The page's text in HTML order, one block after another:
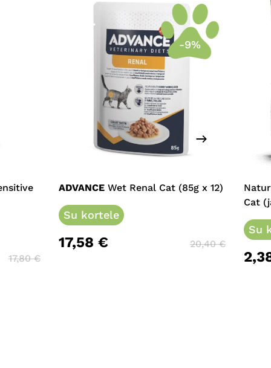
17,80€
-9%
ADVANCE Wet Renal Cat (85g x 12)
Su kortele
17,58 € 20,40€
Cat
Su